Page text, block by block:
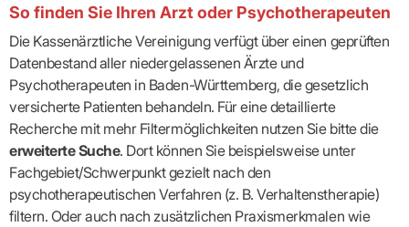
So finden Sie Ihren Arzt oder Psychotherapeuten
Die Kassenärztliche Vereinigung verfügt über einen geprüften
Datenbestand aller niedergelassenen Ärzte und
Psychotherapeuten in Baden-Württemberg, die gesetzlich
versicherte Patienten behandeln. Für eine detaillierte
Recherche mit mehr Filtermöglichkeiten nutzen Sie bitte die
erweiterte Suche. Dort können Sie beispielsweise unter
Fachgebiet/Schwerpunkt gezielt nach den
psychotherapeutischen Verfahren (z. B. Verhaltenstherapie)
filtern. Oder auch nach zusätzlichen Praxismerkmalen wie